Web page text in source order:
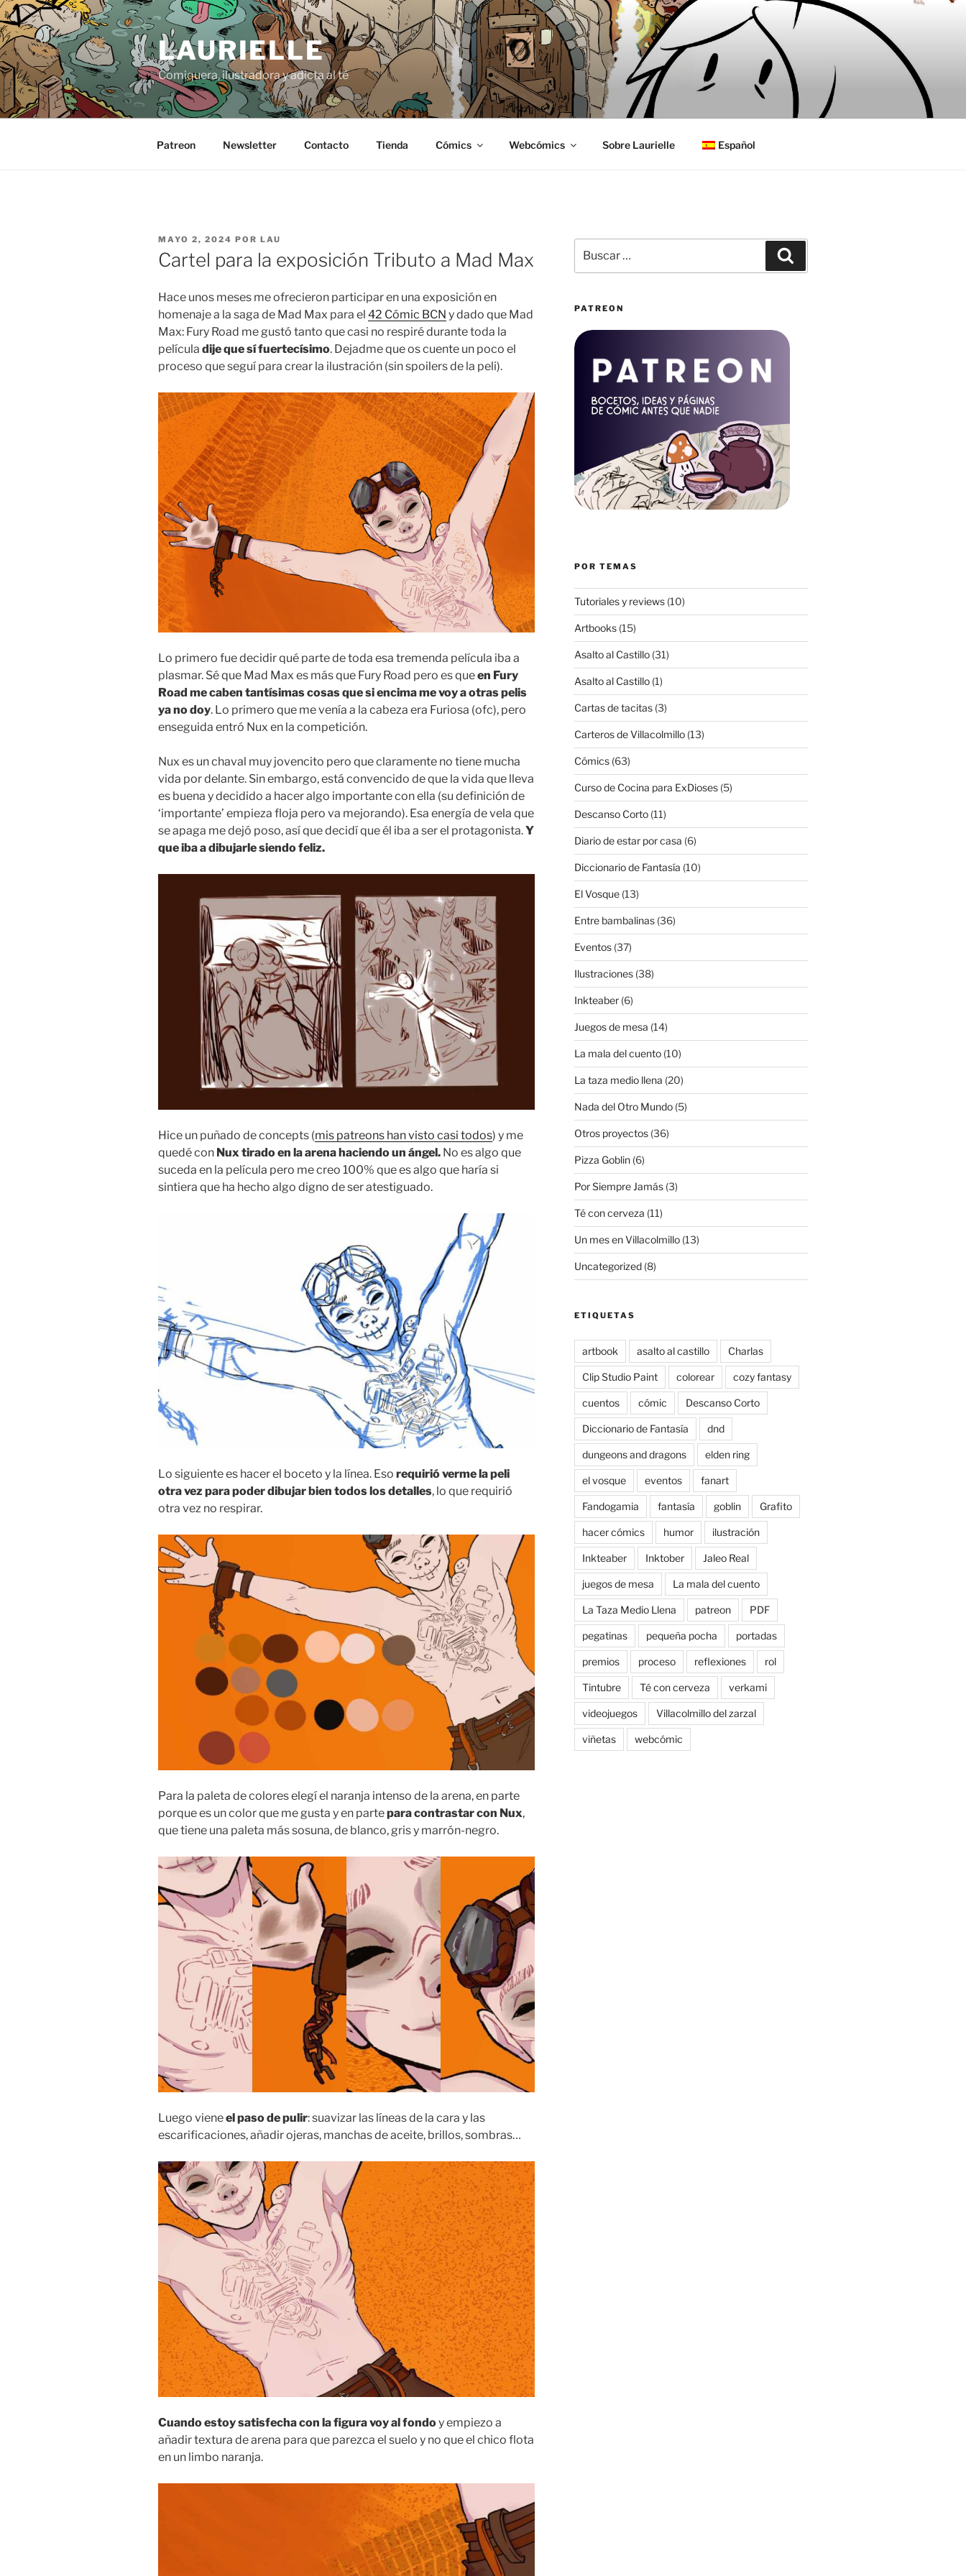
Saltar
al
contenido
LAURIELLE
Comiquera, ilustradora y adicta al té
Patreon Newsletter Contacto Tienda Cómics Webcómics Sobre Laurielle Español
PUBLICADO
EL
MAYO 2, 2024 POR LAU
Cartel para la exposición Tributo a Mad Max
Hace unos meses me ofrecieron participar en una exposición en
homenaje a la saga de Mad Max para el 42 Cómic BCN y dado que Mad
Max: Fury Road me gustó tanto que casi no respiré durante toda la
película dije que sí fuertecísimo. Dejadme que os cuente un poco el
proceso que seguí para crear la ilustración (sin spoilers de la peli).
Lo primero fue decidir qué parte de toda esa tremenda película iba a
plasmar. Sé que Mad Max es más que Fury Road pero es queen Fury
Road me caben tantísimas cosas que si encima me voy a otras pelis
ya no doy. Lo primero que me venía a la cabeza era Furiosa (ofc), pero
enseguida entró Nux en la competición.
Nux es un chaval muy jovencito pero que claramente no tiene mucha
vida por delante. Sin embargo, está convencido de que la vida que lleva
es buena y decidido a hacer algo importante con ella (su definición de
‘importante’ empieza floja pero va mejorando). Esa energía de vela que
se apaga me dejó poso, así que decidí que él iba a ser el protagonista.Y
que iba a dibujarle siendo feliz.
Hice un puñado de concepts (mis patreons han visto casi todos) y me
quedé con Nux tirado en la arena haciendo un ángel. No es algo que
suceda en la película pero me creo 100% que es algo que haría si
sintiera que ha hecho algo digno de ser atestiguado.
Lo siguiente es hacer el boceto y la línea. Eso requirió verme la peli
otra vez para poder dibujar bien todos los detalles, lo que requirió
otra vez no respirar.
Para la paleta de colores elegí el naranja intenso de la arena, en parte
porque es un color que me gusta y en partepara contrastar con Nux,
que tiene una paleta más sosuna, de blanco, gris y marrón-negro.
Luego vieneel paso de pulir: suavizar las líneas de la cara y las
escarificaciones, añadir ojeras, manchas de aceite, brillos, sombras…
Cuando estoy satisfecha con la figura voy al fondoy empiezo a
añadir textura de arena para que parezca el suelo y no que el chico flota
en un limbo naranja.
por:
PATREON
POR TEMAS
Tutoriales y reviews(10)
Artbooks(15)
Asalto al Castillo(31)
Asalto al Castillo(1)
Cartas de tacitas(3)
Carteros de Villacolmillo(13)
Cómics(63)
Curso de Cocina para ExDioses(5)
Descanso Corto(11)
Diario de estar por casa (6)
Diccionario de Fantasía (10)
El Vosque(13)
Entre bambalinas(36)
Eventos(37)
Ilustraciones(38)
Inkteaber(6)
Juegos de mesa (14)
La mala del cuento(10)
La taza medio llena (20)
Nada del Otro Mundo(5)
Otros proyectos(36)
Pizza Goblin(6)
Por Siempre Jamás(3)
Té con cerveza (11)
Un mes en Villacolmillo(13)
Uncategorized(8)
ETIQUETAS
artbook asalto al castillo Charlas
Clip Studio Paint colorear cozy fantasy
cuentos cómic Descanso Corto
Diccionario de Fantasía dnd
dungeons and dragons elden ring
el vosque eventos fanart
Fandogamia fantasía goblin Grafito
hacer cómics humor ilustración
Inkteaber Inktober Jaleo Real
juegos de mesa La mala del cuento
La Taza Medio Llena patreon PDF
pegatinas pequeña pocha portadas
premios proceso reflexiones rol
Tintubre Té con cerveza verkami
videojuegos Villacolmillo del zarzal
viñetas webcómic